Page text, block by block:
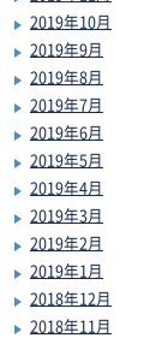
2019年10月
2019年9月
2019年8月
2019年7月
2019年6月
2019年5月
2019年4月
2019年3月
2019年2月
2019年1月
2018年12月
2018年11月